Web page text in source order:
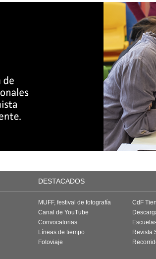
DESTACADOS
MUFF, festival de fotografía
Canal de YouTube
Convocatorias
Líneas de tiempo
Fotoviaje
CdF
Revista